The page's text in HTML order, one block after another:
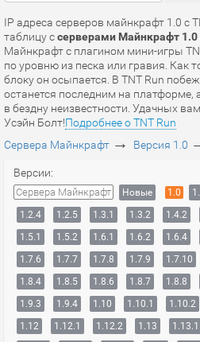
IP адреса серверов майнкрафт 1.0 с
таблицу ссерверами Майнкрафт 1.0
Майнкрафт c плагином мини-игры
по уровню из песка или гравия. Как
блоку он осыпается. В TNT Run
останется последним на платформе,
в бездну неизвестности. Удачных
Усэйн Болт!Подробнее о TNT Run
Сервера Майнкрафт → Версия 1.0
Версии:
Сервера Майнкрафт Новые 1.0
1.2.4
1.2.5 1.3.1 1.3.2 1.4.2
1.5.1
1.5.2 1.6.1 1.6.2 1.6.4
1.7.6
1.7.7 1.7.8 1.7.9 1.7.10
1.8.4
1.8.5 1.8.6 1.8.7 1.8.8
1.9.3
1.9.4 1.10 1.10.1 1.10.2
1.12
1.12.1 1.12.2 1.13 1.13.1